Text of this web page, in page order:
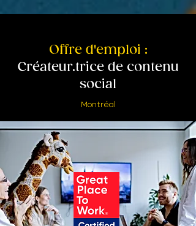
Offre d'emploi :
Créateur.trice de contenu
social
Montréal